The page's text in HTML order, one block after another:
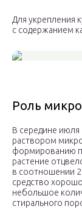
Для укрепления
с содержанием
Роль
В середине июля
раствором
формированию
растение
в соотношении
средство
небольшое
стирального